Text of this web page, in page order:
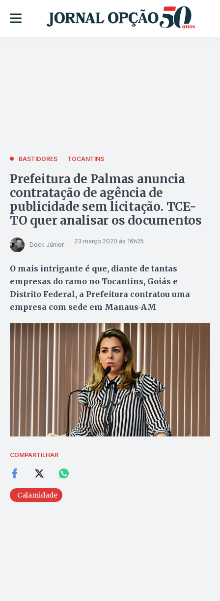
BASTIDORES TOCANTINS
Prefeitura de Palmas anuncia
contratação de agência de
publicidade sem licitação. TCE-
TO quer analisar os documentos
Dock Júnior 23 março 2020 às 16h25
O mais intrigante é que, diante de tantas
empresas do ramo no Tocantins, Goiás e
Distrito Federal, a Prefeitura contratou uma
empresa com sede em Manaus-AM
COMPARTILHAR
Calamidade